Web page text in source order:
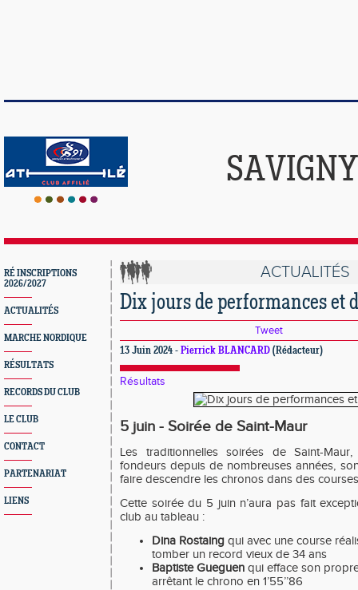
RÉ INSCRIPTIONS
2026/2027
ACTUALITÉS
MARCHE NORDIQUE
RÉSULTATS
RECORDS DU CLUB
LE CLUB
CONTACT
PARTENARIAT
LIENS
ACTUALITÉS
Dix jours de performances et
Tweet
13 Juin 2024 - Pierrick BLANCARD (Rédacteur)
Résultats
5 juin - Soirée de Saint-Maur
Les traditionnelles soirées de Saint-
fondeurs depuis de nombreuses années,
faire descendre les chronos dans des
Cette soirée du 5 juin n’aura pas fait
club au tableau :
Dina Rostaing qui avec une course
tomber un record vieux de 34 ans
Baptiste Gueguen qui efface son
arrêtant le chrono en 1’55’’86